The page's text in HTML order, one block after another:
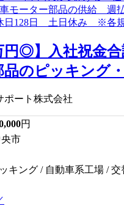
円◎】入社祝金合
品のピッキング
ポート株式会社
円
市
キング / 自動車系工場 / 交